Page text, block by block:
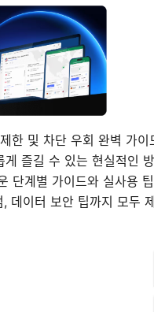
한 및 차단 우회 완벽 가
게 즐길 수 있는 현실적인
단계별 가이드와 실사용
데이터 보안 팁까지 모두